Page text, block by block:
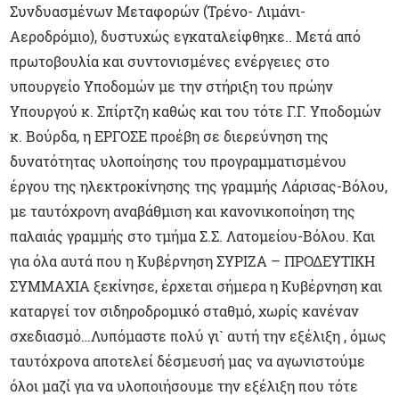
Συνδυασμένων Μεταφορών (Τρένο- Λιμάνι-
Αεροδρόμιο), δυστυχώς εγκαταλείφθηκε.. Μετά από
πρωτοβουλία και συντονισμένες ενέργειες στο
υπουργείο Υποδομών με την στήριξη του πρώην
Υπουργού κ. Σπίρτζη καθώς και του τότε Γ.Γ. Υποδομών
κ. Βούρδα, η ΕΡΓΟΣΕ προέβη σε διερεύνηση της
δυνατότητας υλοποίησης του προγραμματισμένου
έργου της ηλεκτροκίνησης της γραμμής Λάρισας-Βόλου,
με ταυτόχρονη αναβάθμιση και κανονικοποίηση της
παλαιάς γραμμής στο τμήμα Σ.Σ. Λατομείου-Βόλου. Και
για όλα αυτά που η Κυβέρνηση ΣΥΡΙΖΑ – ΠΡΟΔΕΥΤΙΚΗ
ΣΥΜΜΑΧΙΑ ξεκίνησε, έρχεται σήμερα η Κυβέρνηση και
καταργεί τον σιδηροδρομικό σταθμό, χωρίς κανέναν
σχεδιασμό…Λυπόμαστε πολύ γι` αυτή την εξέλιξη , όμως
ταυτόχρονα αποτελεί δέσμευσή μας να αγωνιστούμε
όλοι μαζί για να υλοποιήσουμε την εξέλιξη που τότε